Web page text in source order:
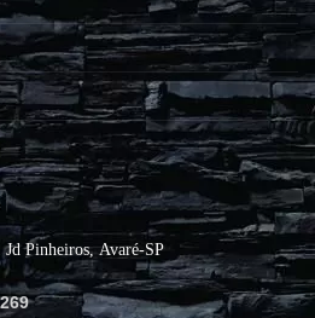
Pinheiros, Avaré-SP